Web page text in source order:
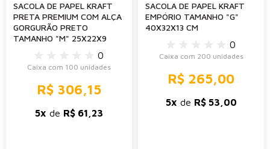
SACOLA DE PAPEL KRAFT
PRETA PREMIUM COM ALÇA
GORGURÃO PRETO
TAMANHO "M" 25X22X9
0
Caixa com 100 unidades
R$ 306,15
5x de R$ 61,23
SACOLA DE PAPEL KRAFT
EMPÓRIO TAMANHO "G"
40X32X13 CM
0
Caixa com 200 unidades
R$ 265,00
5x de R$ 53,00